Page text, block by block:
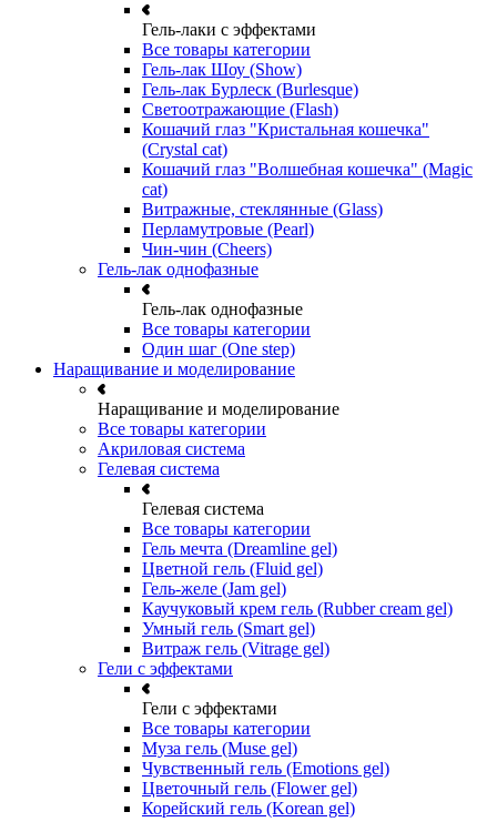
Гель-лаки с эффектами
Все товары категории
Гель-лак Шоу (Show)
Гель-лак Бурлеск (Burlesque)
Светоотражающие (Flash)
Кошачий глаз "Кристальная кошечка"
(Crystal cat)
Кошачий глаз "Волшебная кошечка" (Magic
cat)
Витражные, стеклянные (Glass)
Перламутровые (Pearl)
Чин-чин (Cheers)
Гель-лак однофазные
Гель-лак однофазные
Все товары категории
Один шаг (One step)
Наращивание и моделирование
Наращивание и моделирование
Все товары категории
Акриловая система
Гелевая система
Гелевая система
Все товары категории
Гель мечта (Dreamline gel)
Цветной гель (Fluid gel)
Гель-желе (Jam gel)
Каучуковый крем гель (Rubber cream gel)
Умный гель (Smart gel)
Витраж гель (Vitrage gel)
Гели с эффектами
Гели с эффектами
Все товары категории
Муза гель (Muse gel)
Чувственный гель (Emotions gel)
Цветочный гель (Flower gel)
Корейский гель (Korean gel)